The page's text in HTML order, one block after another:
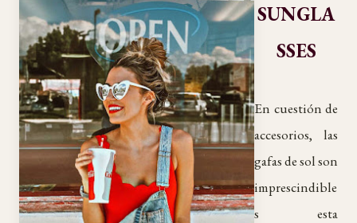
SUNGLA
SSES
En cuestión de
accesorios, las
gafas de sol son
imprescindible
s esta